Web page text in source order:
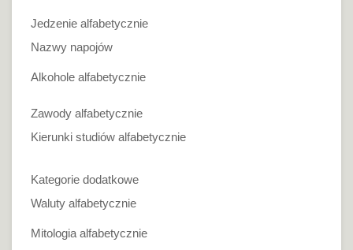
Jedzenie alfabetycznie
Nazwy napojów
Alkohole alfabetycznie
Zawody alfabetycznie
Kierunki studiów alfabetycznie
Kategorie dodatkowe
Waluty alfabetycznie
Mitologia alfabetycznie